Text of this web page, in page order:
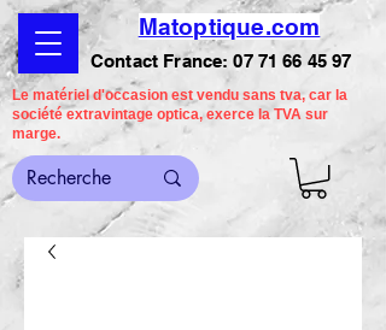
Matoptique.com
Contact France:07 71 66 45 97
Le matériel d'occasion est vendu sans tva, car la
société extravintage optica, exerce la TVA sur
marge.